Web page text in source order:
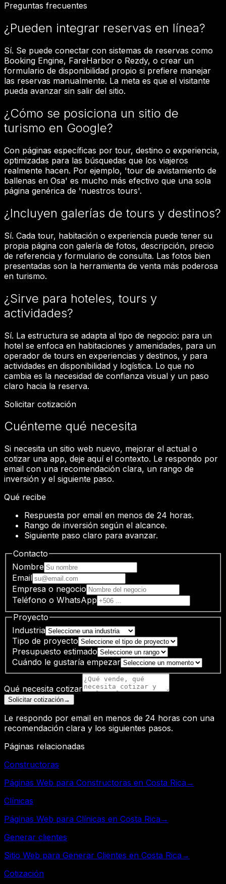
Preguntas frecuentes
¿Pueden integrar reservas en línea?
Sí. Se puede conectar con sistemas de reservas como
Booking Engine, FareHarbor o Rezdy, o crear un
formulario de disponibilidad propio si prefiere manejar
las reservas manualmente. La meta es que el visitante
pueda avanzar sin salir del sitio.
¿Cómo se posiciona un sitio de
turismo en Google?
Con páginas específicas por tour, destino o experiencia,
optimizadas para las búsquedas que los viajeros
realmente hacen. Por ejemplo, 'tour de avistamiento de
ballenas en Osa' es mucho más efectivo que una sola
página genérica de 'nuestros tours'.
¿Incluyen galerías de tours y destinos?
Sí. Cada tour, habitación o experiencia puede tener su
propia página con galería de fotos, descripción, precio
de referencia y formulario de consulta. Las fotos bien
presentadas son la herramienta de venta más poderosa
en turismo.
¿Sirve para hoteles, tours y
actividades?
Sí. La estructura se adapta al tipo de negocio: para un
hotel se enfoca en habitaciones y amenidades, para un
operador de tours en experiencias y destinos, y para
actividades en disponibilidad y logística. Lo que no
cambia es la necesidad de confianza visual y un paso
claro hacia la reserva.
Solicitar cotización
Cuénteme qué necesita
Si necesita un sitio web nuevo, mejorar el actual o
cotizar una app, deje aquí el contexto. Le respondo por
email con una recomendación clara, un rango de
inversión y el siguiente paso.
Qué recibe
Respuesta por email en menos de 24 horas.
Rango de inversión según el alcance.
Siguiente paso claro para avanzar.
Contacto
Nombre
Email
Empresa o negocio
Teléfono o WhatsApp
Proyecto
Industria
Tipo de proyecto
Presupuesto estimado
Cuándo le gustaría empezar
Qué necesita cotizar
Solicitar cotización→
Le respondo por email en menos de 24 horas con una
recomendación clara y los siguientes pasos.
Páginas relacionadas
Constructoras
Páginas Web para Constructoras en Costa Rica→
Clínicas
Páginas Web para Clínicas en Costa Rica→
Generar clientes
Sitio Web para Generar Clientes en Costa Rica→
Cotización